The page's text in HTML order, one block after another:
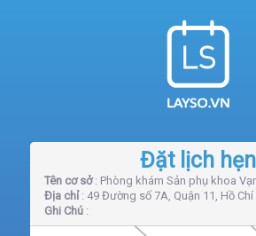
Đặt lịch hẹn
Tên cơ sở: Phòng khám Sản phụ khoa
Địa chỉ: 49 Đường số 7A, Quận 11, Hồ Chí
Ghi Chú: